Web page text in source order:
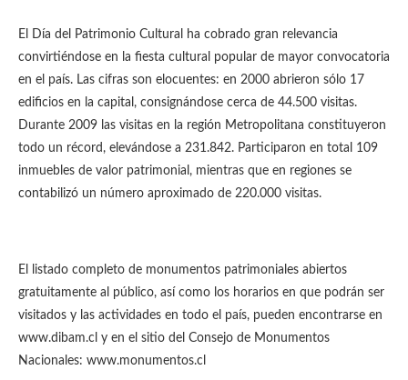
El Día del Patrimonio Cultural ha cobrado gran relevancia
convirtiéndose en la fiesta cultural popular de mayor convocatoria
en el país. Las cifras son elocuentes: en 2000 abrieron sólo 17
edificios en la capital, consignándose cerca de 44.500 visitas.
Durante 2009 las visitas en la región Metropolitana constituyeron
todo un récord, elevándose a 231.842. Participaron en total 109
inmuebles de valor patrimonial, mientras que en regiones se
contabilizó un número aproximado de 220.000 visitas.
El listado completo de monumentos patrimoniales abiertos
gratuitamente al público, así como los horarios en que podrán ser
visitados y las actividades en todo el país, pueden encontrarse en
www.dibam.cl y en el sitio del Consejo de Monumentos
Nacionales: www.monumentos.cl